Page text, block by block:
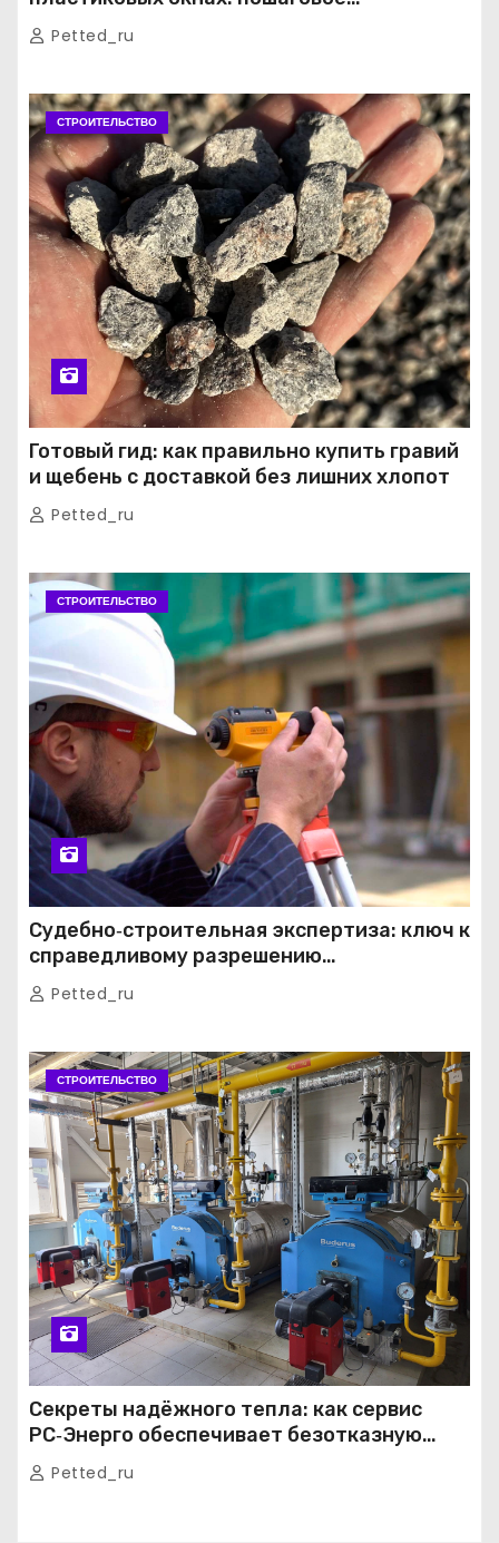
руководство от экспертов
Petted_ru
СТРОИТЕЛЬСТВО
Готовый гид: как правильно купить гравий
и щебень с доставкой без лишних хлопот
Petted_ru
СТРОИТЕЛЬСТВО
Судебно‑строительная экспертиза: ключ к
справедливому разрешению
строительных споров
Petted_ru
СТРОИТЕЛЬСТВО
Секреты надёжного тепла: как сервис
РС‑Энерго обеспечивает безотказную
работу котельных в Москве и Подмосковье
Petted_ru